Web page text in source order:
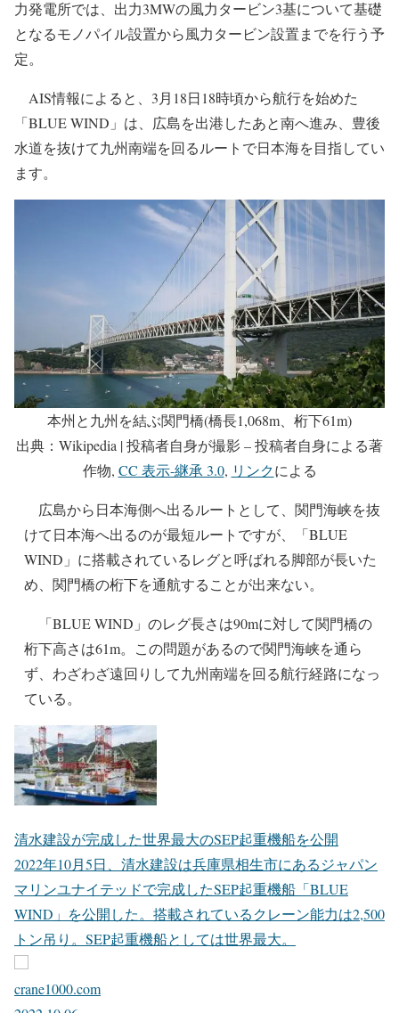
⼒発電所では、出力3MWの風力タービン3基について基礎
となるモノパイル設置から風力タービン設置までを行う予
定。
AIS情報によると、3月18日18時頃から航行を始めた
「BLUE WIND」は、広島を出港したあと南へ進み、豊後
水道を抜けて九州南端を回るルートで日本海を目指してい
ます。
本州と九州を結ぶ関門橋(橋長1,068m、桁下61m)
出典：Wikipedia | 投稿者自身が撮影 – 投稿者自身による著
作物, CC 表示-継承 3.0, リンクによる
広島から日本海側へ出るルートとして、関門海峡を抜
けて日本海へ出るのが最短ルートですが、「BLUE
WIND」に搭載されているレグと呼ばれる脚部が長いた
め、関門橋の桁下を通航することが出来ない。
「BLUE WIND」のレグ長さは90mに対して関門橋の
桁下高さは61m。この問題があるので関門海峡を通ら
ず、わざわざ遠回りして九州南端を回る航行経路になっ
ている。
清水建設が完成した世界最大のSEP起重機船を公開
2022年10月5日、清水建設は兵庫県相生市にあるジャパン
マリンユナイテッドで完成したSEP起重機船「BLUE
WIND」を公開した。搭載されているクレーン能力は2,500
トン吊り。SEP起重機船としては世界最大。
crane1000.com